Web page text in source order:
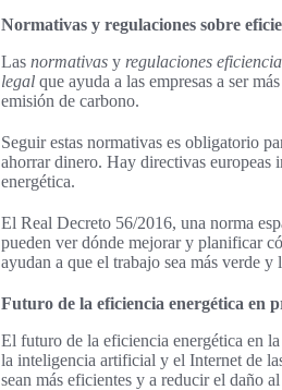
Normativas y regulaciones sobre
Las normativas y regulaciones
legal que ayuda a las empresas a ser
emisión de carbono.
Seguir estas normativas es obligatorio
ahorrar dinero. Hay directivas europeas
energética.
El Real Decreto 56/2016, una norma
pueden ver dónde mejorar y planificar
ayudan a que el trabajo sea más verde y
Futuro de la eficiencia energética en
El futuro de la eficiencia energética en
la inteligencia artificial y el Internet de
sean más eficientes y a reducir el daño